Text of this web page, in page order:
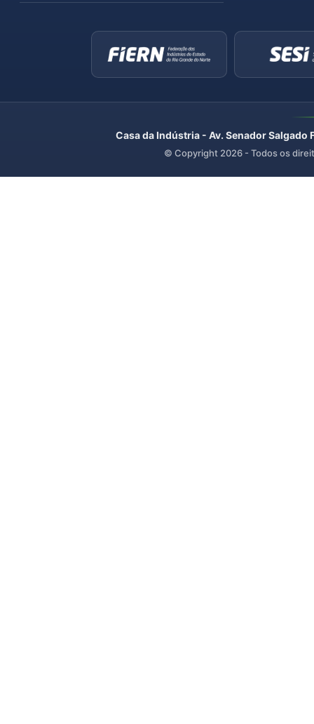
Casa da Indústria - Av. Senador
© Copyright 2026 - Todos os